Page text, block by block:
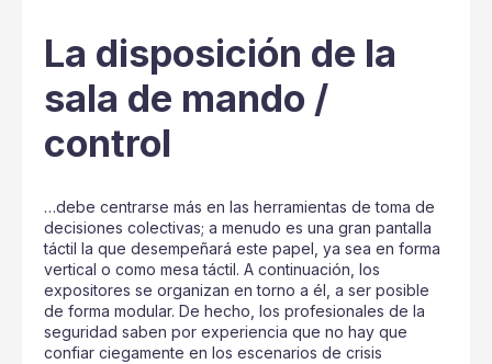
La disposición de la
sala de mando /
control
…debe centrarse más en las herramientas de toma de
decisiones colectivas; a menudo es una gran pantalla
táctil la que desempeñará este papel, ya sea en forma
vertical o como mesa táctil. A continuación, los
expositores se organizan en torno a él, a ser posible
de forma modular. De hecho, los profesionales de la
seguridad saben por experiencia que no hay que
confiar ciegamente en los escenarios de crisis